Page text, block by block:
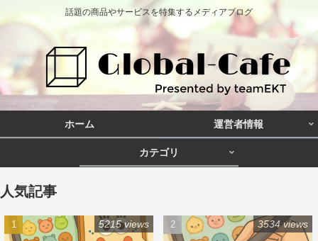
話題の商品やサービスを特集するメディアブログ
ホーム 運営者情報
カテゴリ
人気記事
5215 views 3534 views